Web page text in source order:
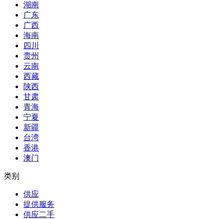
湖南
广东
广西
海南
四川
贵州
云南
西藏
陕西
甘肃
青海
宁夏
新疆
台湾
香港
澳门
类别
供应
提供服务
供应二手